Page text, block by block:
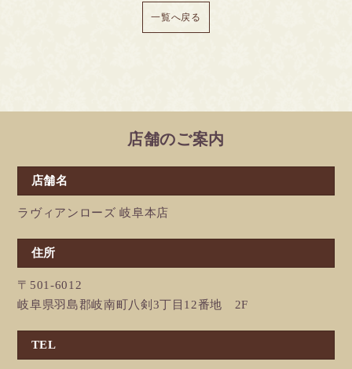
一覧へ戻る
店舗のご案内
店舗名
ラヴィアンローズ 岐阜本店
住所
〒501-6012
岐阜県羽島郡岐南町八剣3丁目12番地 2F
TEL